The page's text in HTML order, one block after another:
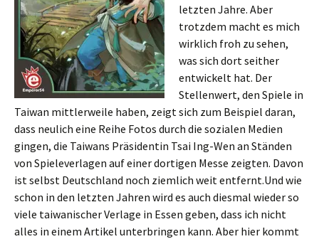
letzten Jahre. Aber
trotzdem macht es mich
wirklich froh zu sehen,
was sich dort seither
entwickelt hat. Der
Stellenwert, den Spiele in
Taiwan mittlerweile haben, zeigt sich zum Beispiel daran,
dass neulich eine Reihe Fotos durch die sozialen Medien
gingen, die Taiwans Präsidentin Tsai Ing-Wen an Ständen
von Spieleverlagen auf einer dortigen Messe zeigten. Davon
ist selbst Deutschland noch ziemlich weit entfernt.Und wie
schon in den letzten Jahren wird es auch diesmal wieder so
viele taiwanischer Verlage in Essen geben, dass ich nicht
alles in einem Artikel unterbringen kann. Aber hier kommt